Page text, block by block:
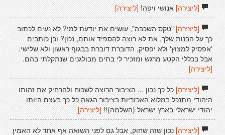
[ליצירה]אנושי ויפה! [ליצירה]
[ליצירה]"טקס השכבה", עושים את יודעת למי? לא נעים לכתוב
כך על הבנות שלך, את לא רוצה להספיד אותם, נכון? וכן כותבים
'אפסיק למצוץ' ולא יפסיק, הדוברת דוברת בבגוף ראשון ולא שלישי.
אבל בכללי הקטע מרגש ומזכיר לי בתים מבולגנים שנתקלתי בהם.
[ליצירה]
[ליצירה]כל כך נכון ... הציבור הרוצה לשכוח ולהרחיק את זהותו
היהודי מתנכל במלוא האכזריות בציבור הגאה כל כך בעצם היותו
יהודי ישראלי בארץ ישראל (השלמה)!! [ליצירה]
[ליצירה]נכון שזה שחוק, אבל גם לפני השואה אף אחד לא האמין